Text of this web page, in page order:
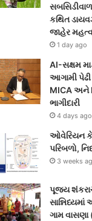
કથિત
જાહેર
1 day ago
AI-સક્ષમ
આગામી પેઢી
MICA અને
ભાગીદારી
4 days ago
ઓવેરિયન
પરિબળો,
3 weeks
પૂજ્ય
ગામ વાસણા